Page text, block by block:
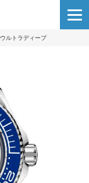
ルトラディープ